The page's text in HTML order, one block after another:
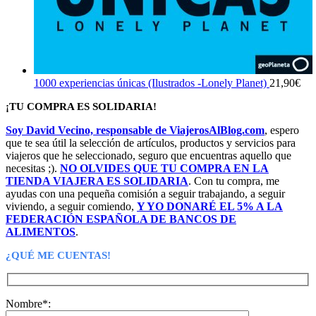
1000 experiencias únicas (Ilustrados -Lonely Planet) 21,90€
¡TU COMPRA ES SOLIDARIA!
Soy David Vecino, responsable de ViajerosAlBlog.com, espero
que te sea útil la selección de artículos, productos y servicios para
viajeros que he seleccionado, seguro que encuentras aquello que
necesitas ;). NO OLVIDES QUE TU COMPRA EN LA
TIENDA VIAJERA ES SOLIDARIA. Con tu compra, me
ayudas con una pequeña comisión a seguir trabajando, a seguir
viviendo, a seguir comiendo, Y YO DONARÉ EL 5% A LA
FEDERACIÓN ESPAÑOLA DE BANCOS DE
ALIMENTOS.
¿QUÉ ME CUENTAS!
Nombre*: